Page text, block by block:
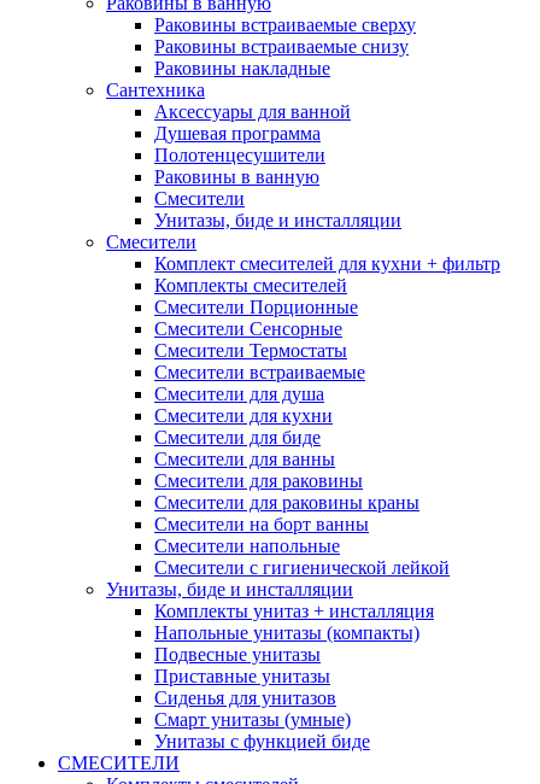
Раковины встраиваемые сверху
Раковины встраиваемые снизу
Раковины накладные
Сантехника
Аксессуары для ванной
Душевая программа
Полотенцесушители
Раковины в ванную
Смесители
Унитазы, биде и инсталляции
Смесители
Комплект смесителей для кухни + фильтр
Комплекты смесителей
Смесители Порционные
Смесители Сенсорные
Смесители Термостаты
Смесители встраиваемые
Смесители для душа
Смесители для кухни
Смесители для биде
Смесители для ванны
Смесители для раковины
Смесители для раковины краны
Смесители на борт ванны
Смесители напольные
Смесители с гигиенической лейкой
Унитазы, биде и инсталляции
Комплекты унитаз + инсталляция
Напольные унитазы (компакты)
Подвесные унитазы
Приставные унитазы
Сиденья для унитазов
Смарт унитазы (умные)
Унитазы с функцией биде
СМЕСИТЕЛИ